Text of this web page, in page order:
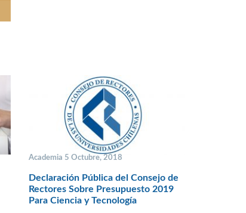
Academia 5 Octubre, 2018
Declaración Pública del Consejo de
Rectores Sobre Presupuesto 2019
Para Ciencia y Tecnología